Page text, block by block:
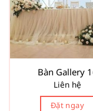
Bàn Gallery
Liên hệ
Đặt ngay